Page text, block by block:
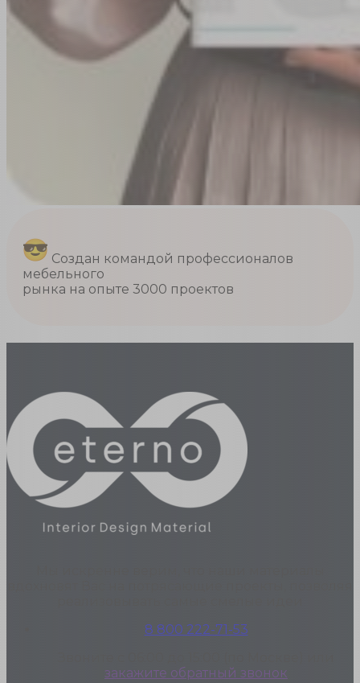
Создан командой профессионалов
мебельного
рынка на опыте 3000 проектов
8 800 222-71-53
закажите обратный звонок